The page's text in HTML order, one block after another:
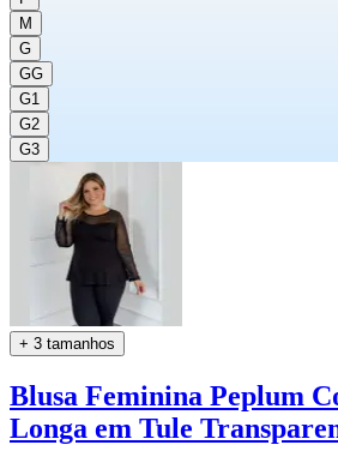
M
G
GG
G1
G2
G3
+ 3 tamanhos
Blusa Feminina Peplum
Longa em Tule